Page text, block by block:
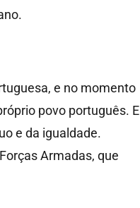
e no momento
povo português. E
e da igualdade.
Armadas, que